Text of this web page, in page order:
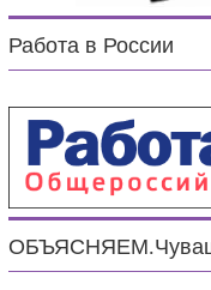
Работа в России